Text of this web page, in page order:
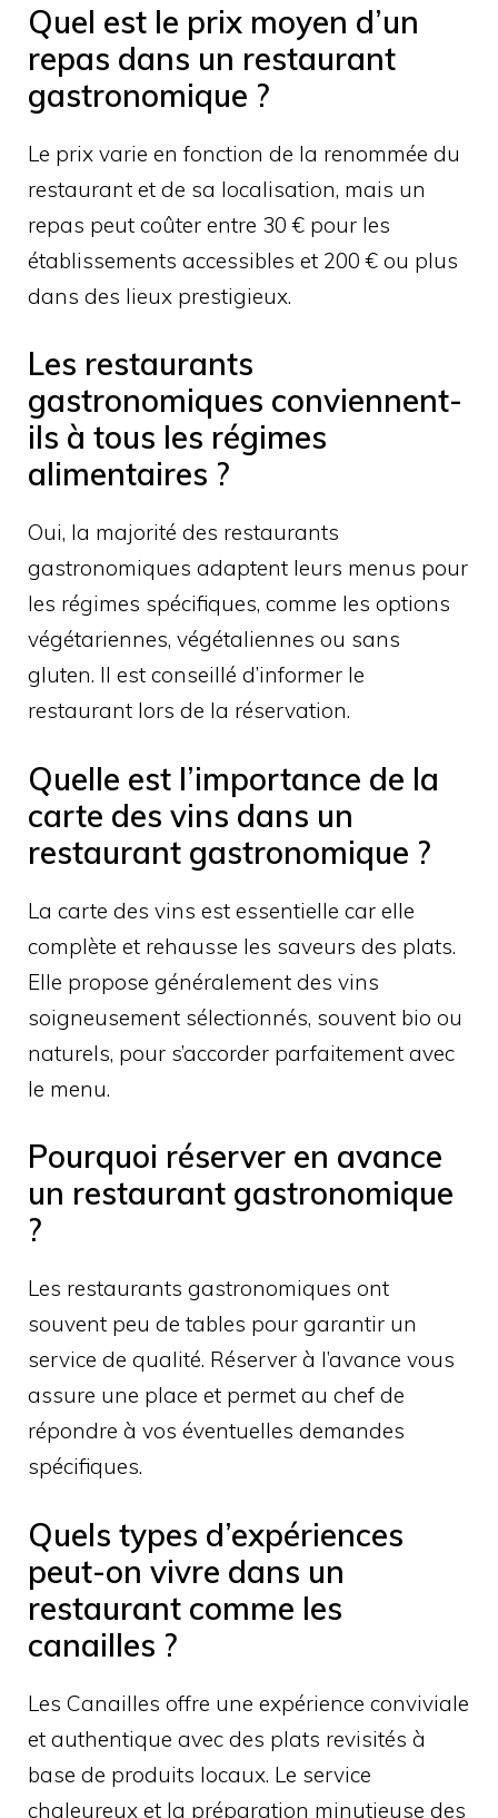
Quel est le prix moyen d’un
repas dans un restaurant
gastronomique ?
Le prix varie en fonction de la renommée du
restaurant et de sa localisation, mais un
repas peut coûter entre 30 € pour les
établissements accessibles et 200 € ou plus
dans des lieux prestigieux.
Les restaurants
gastronomiques conviennent-
ils à tous les régimes
alimentaires ?
Oui, la majorité des restaurants
gastronomiques adaptent leurs menus pour
les régimes spécifiques, comme les options
végétariennes, végétaliennes ou sans
gluten. Il est conseillé d’informer le
restaurant lors de la réservation.
Quelle est l’importance de la
carte des vins dans un
restaurant gastronomique ?
La carte des vins est essentielle car elle
complète et rehausse les saveurs des plats.
Elle propose généralement des vins
soigneusement sélectionnés, souvent bio ou
naturels, pour s’accorder parfaitement avec
le menu.
Pourquoi réserver en avance
un restaurant gastronomique
?
Les restaurants gastronomiques ont
souvent peu de tables pour garantir un
service de qualité. Réserver à l’avance vous
assure une place et permet au chef de
répondre à vos éventuelles demandes
spécifiques.
Quels types d’expériences
peut-on vivre dans un
restaurant comme les
canailles ?
Les Canailles offre une expérience conviviale
et authentique avec des plats revisités à
base de produits locaux. Le service
chaleureux et la préparation minutieuse des